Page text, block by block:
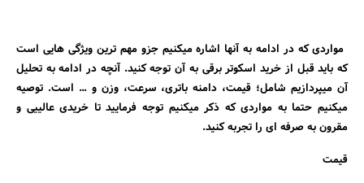
مواردی که در ادامه به آنها اشاره میکنیم جزو مهم ترین ویژگی هایی است
که باید قبل از خرید اسکوتر برقی به آن توجه کنید. آنچه در ادامه به تحلیل
آن میپردازیم شامل؛ قیمت، دامنه باتری، سرعت، وزن و … است. توصیه
میکنیم حتما به مواردی که ذکر میکنیم توجه فرمایید تا خریدی عالییی و
مقرون به صرفه ای را تجربه کنید.
قیمت